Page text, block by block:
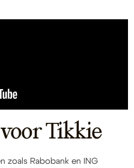
Tikkie
zoals Rabobank en ING